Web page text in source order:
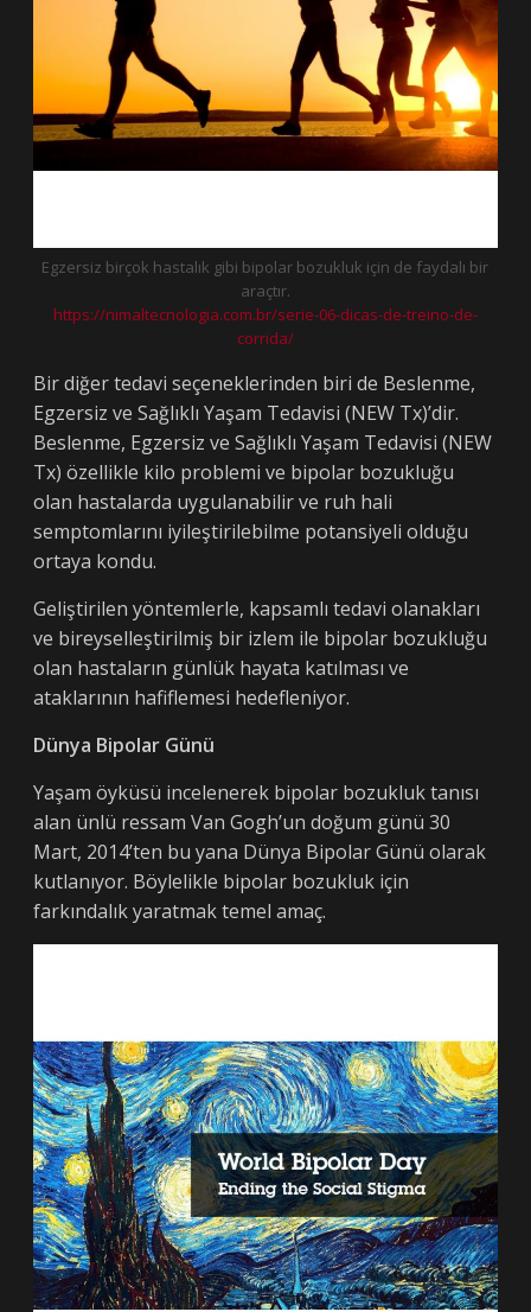
Egzersiz birçok hastalık gibi bipolar bozukluk için de faydalı bir
araçtır.
https://nimaltecnologia.com.br/serie-06-dicas-de-treino-de-
corrida/
Bir diğer tedavi seçeneklerinden biri de Beslenme,
Egzersiz ve Sağlıklı Yaşam Tedavisi (NEW Tx)’dir.
Beslenme, Egzersiz ve Sağlıklı Yaşam Tedavisi (NEW
Tx) özellikle kilo problemi ve bipolar bozukluğu
olan hastalarda uygulanabilir ve ruh hali
semptomlarını iyileştirilebilme potansiyeli olduğu
ortaya kondu.
Geliştirilen yöntemlerle, kapsamlı tedavi olanakları
ve bireyselleştirilmiş bir izlem ile bipolar bozukluğu
olan hastaların günlük hayata katılması ve
ataklarının hafiflemesi hedefleniyor.
Dünya Bipolar Günü
Yaşam öyküsü incelenerek bipolar bozukluk tanısı
alan ünlü ressam Van Gogh’un doğum günü 30
Mart, 2014’ten bu yana Dünya Bipolar Günü olarak
kutlanıyor. Böylelikle bipolar bozukluk için
farkındalık yaratmak temel amaç.